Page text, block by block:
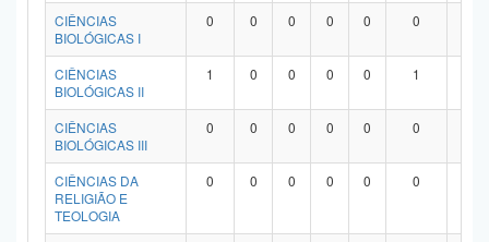
CIÊNCIAS
BIOLÓGICAS I
0 0 0 0 0 0
CIÊNCIAS
BIOLÓGICAS II
1 0 0 0 0 1
CIÊNCIAS
BIOLÓGICAS III
0 0 0 0 0 0
CIÊNCIAS DA
RELIGIÃO E
TEOLOGIA
0 0 0 0 0 0